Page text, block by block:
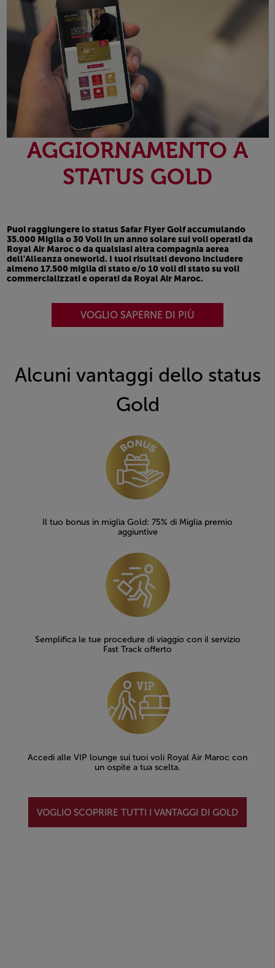
AGGIORNAMENTO A
STATUS GOLD
Puoi raggiungere lostatus Safar Flyer Golfaccumulando
35.000 Miglia o30 Voliin un anno solare sui voli operati da
Royal Air Maroc o da qualsiasi altra compagnia aerea
dell'Alleanza oneworld. I tuoi risultati devono includere
almeno 17.500 miglia di stato e/o 10 voli di stato su voli
commercializzati e operati da Royal Air Maroc.
VOGLIO SAPERNE DI PIÙ
Alcuni vantaggi dello status
Gold
Il tuo bonus in miglia Gold: 75% di Miglia premio
aggiuntive
Semplifica le tue procedure di viaggio con il servizio
Fast Track offerto
Accedi alle VIP lounge sui tuoi voli Royal Air Maroc con
un ospite a tua scelta.
VOGLIO SCOPRIRE TUTTI I VANTAGGI DI GOLD